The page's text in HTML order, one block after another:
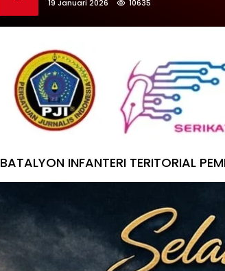
19 Januari 2026 10635
BATALYON INFANTERI TERITORIAL